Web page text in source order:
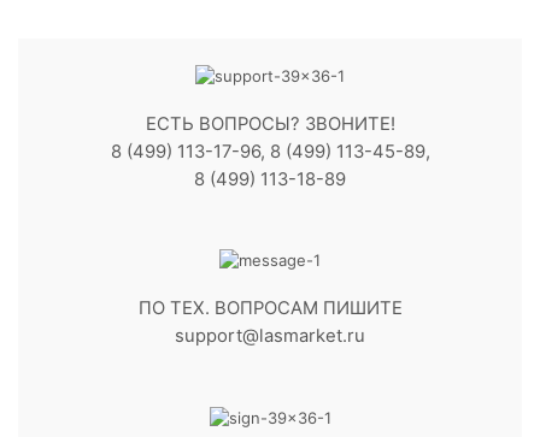
ЕСТЬ ВОПРОСЫ? ЗВОНИТЕ!
8 (499) 113-17-96, 8 (499) 113-45-89,
8 (499) 113-18-89
ПО ТЕХ. ВОПРОСАМ ПИШИТЕ
support@lasmarket.ru